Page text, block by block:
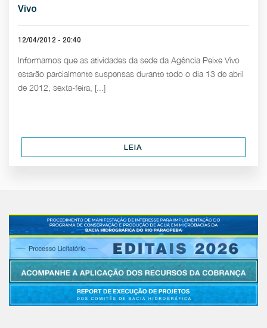
Vivo
12/04/2012 - 20:40
Informamos que as atividades da sede da Agência Peixe Vivo
estarão parcialmente suspensas durante todo o dia 13 de abril
de 2012, sexta-feira, [...]
LEIA